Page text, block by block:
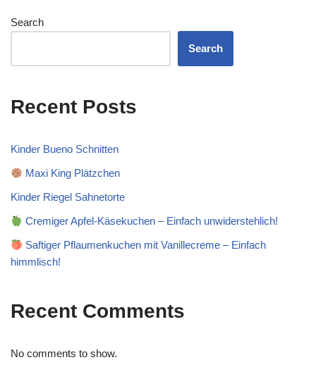
Search
Search
Recent Posts
Kinder Bueno Schnitten
Maxi King Plätzchen
Kinder Riegel Sahnetorte
Cremiger Apfel-Käsekuchen – Einfach unwiderstehlich!
Saftiger Pflaumenkuchen mit Vanillecreme – Einfach
himmlisch!
Recent Comments
No comments to show.